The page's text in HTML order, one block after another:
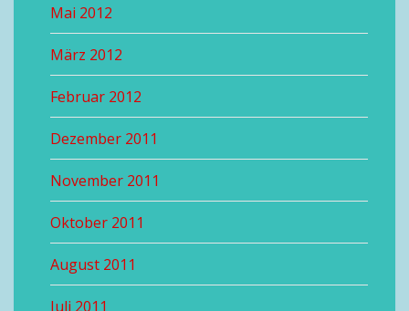
Mai 2012
März 2012
Februar 2012
Dezember 2011
November 2011
Oktober 2011
August 2011
Juli 2011